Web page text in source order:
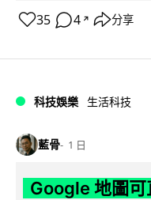
35 4 ↗ 分享
科技娛樂 生活科技
藍骨 1 日
Google 地圖